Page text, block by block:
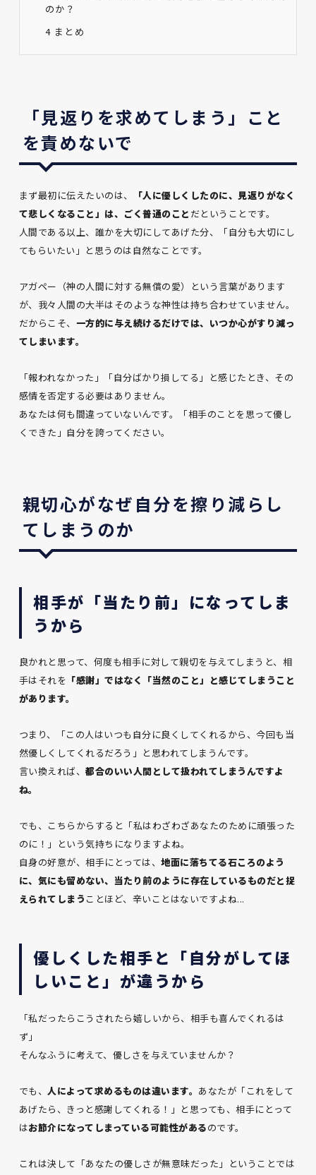
のか？
4 まとめ
「見返りを求めてしまう」こと
を責めないで
まず最初に伝えたいのは、
「人に優しくしたのに、見返りがなく
て悲しくなること」は、ごく普通のこと だということです。
人間である以上、誰かを大切にしてあげた分、「自分も大切にし
てもらいたい」と思うのは自然なことです。
アガペー（神の人間に対する無償の愛）という言葉があります
が、我々人間の大半はそのような神性は持ち合わせていません。
だからこそ、 一方的に与え続けるだけでは、いつか心がすり減っ
てしまいます。
「報われなかった」「自分ばかり損してる」と感じたとき、その
感情を否定する必要はありません。
あなたは何も間違っていないんです。「相手のことを思って優し
くできた」自分を誇ってください。
親切心がなぜ自分を擦り減らし
てしまうのか
相手が「当たり前」になってしま
うから
良かれと思って、何度も相手に対して親切を与えてしまうと、相
手はそれを 「感謝」ではなく「当然のこと」と感じてしまうこと
があります。
つまり、「この人はいつも自分に良くしてくれるから、今回も当
然優しくしてくれるだろう」と思われてしまうんです。
言い換えれば、都合のいい人間として扱われてしまうんですよ
ね。
でも、こちらからすると「私はわざわざあなたのために頑張った
のに！」という気持ちになりますよね。
自身の好意が、相手にとっては、地面に落ちてる石ころのよう
に、気にも留めない、当たり前のように存在しているものだと捉
えられてしまう ことほど、辛いことはないですよね...
優しくした相手と「自分がしてほ
しいこと」が違うから
「私だったらこうされたら嬉しいから、相手も喜んでくれるは
ず」
そんなふうに考えて、優しさを与えていませんか？
でも、 人によって求めるものは違います。 あなたが「これをして
あげたら、きっと感謝してくれる！」と思っても、相手にとって
はお節介になってしまっている可能性があるのです。
これは決して「あなたの優しさが無意味だった」ということでは